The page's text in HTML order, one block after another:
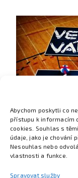
Abychom poskytli co
přístupu k informacím
cookies. Souhlas s
údaje, jako je chování
Nesouhlas nebo
vlastnosti a funkce.
Spravovat služby